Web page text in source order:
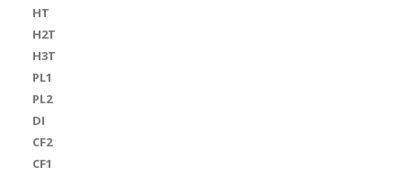
HT
H2T
H3T
PL1
PL2
DI
CF2
CF1